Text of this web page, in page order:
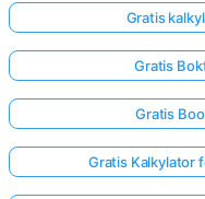
Gratis
Gratis
Gratis
Gratis Kalkylator